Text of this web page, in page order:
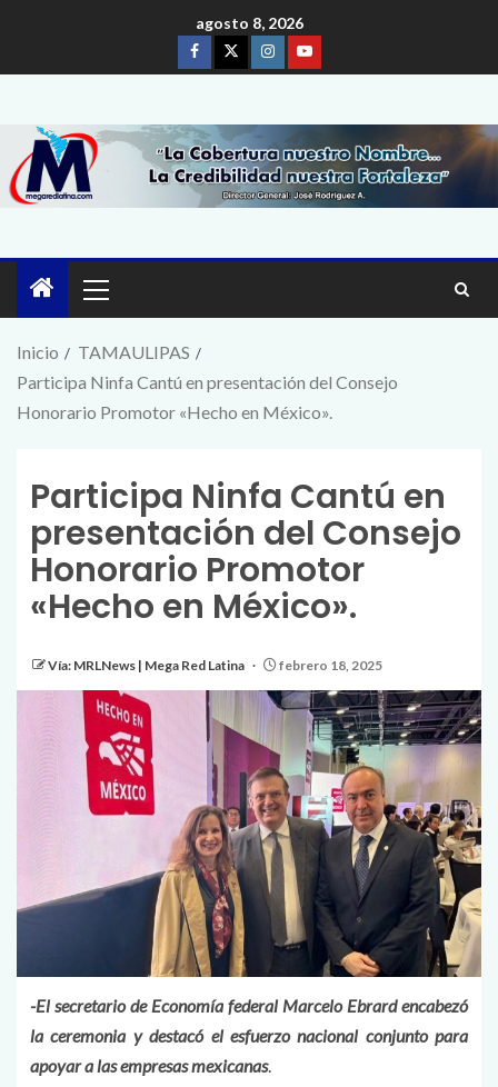
agosto 8, 2026
Inicio
TAMAULIPAS
Participa Ninfa Cantú en presentación del Consejo
Honorario Promotor «Hecho en México».
Participa Ninfa Cantú en
presentación del Consejo
Honorario Promotor
«Hecho en México».
Vía: MRLNews | Mega Red Latina febrero 18, 2025
-El secretario de Economía federal Marcelo Ebrard encabezó
la ceremonia y destacó el esfuerzo nacional conjunto para
apoyar a las empresas mexicanas.